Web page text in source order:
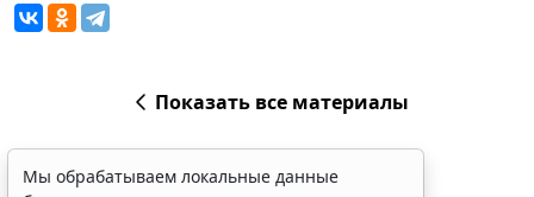
Показать все материалы
Мы обрабатываем локальные данные